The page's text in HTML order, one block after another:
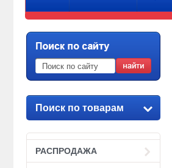
Поиск по товарам
РАСПРОДАЖА